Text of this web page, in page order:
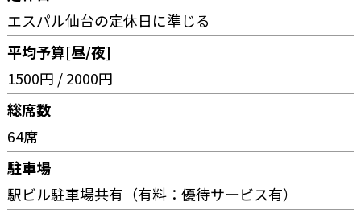
エスパル仙台の定休日に準じる
平均予算[昼/夜]
1500円 / 2000円
総席数
64席
駐車場
駅ビル駐車場共有（有料：優待サービス有）